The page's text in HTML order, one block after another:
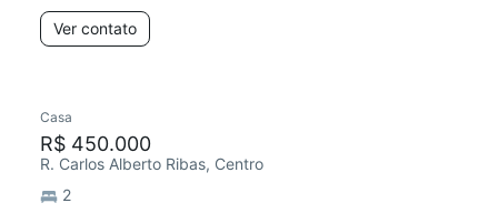
Ver contato
Casa
R$ 450.000
R. Carlos Alberto Ribas, Centro
2